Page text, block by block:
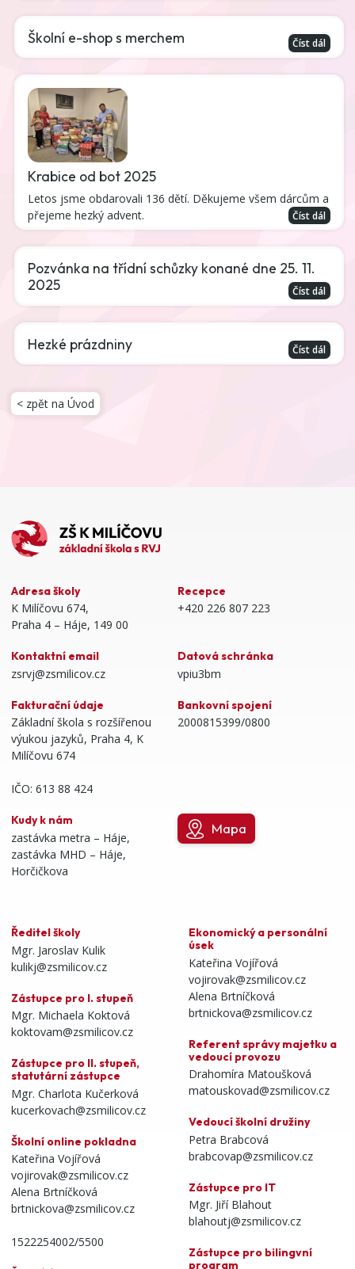
Školní e-shop s merchem Číst dál
Krabice od bot 2025
Letos jsme obdarovali 136 dětí. Děkujeme všem dárcům a
přejeme hezký advent.
Číst dál
Pozvánka na třídní schůzky konané dne 25. 11.
2025
Číst dál
Hezké prázdniny Číst dál
< zpět na Úvod
Adresa školy
K Milíčovu 674,
Praha 4 – Háje, 149 00
Recepce
+420 226 807 223
Kontaktní email
zsrvj@zsmilicov.cz
Datová schránka
vpiu3bm
Fakturační údaje
Základní škola s rozšířenou
výukou jazyků, Praha 4, K
Milíčovu 674
IČO: 613 88 424
Bankovní spojení
2000815399/0800
Kudy k nám
zastávka metra – Háje,
zastávka MHD – Háje,
Horčičkova
Mapa
Ředitel školy
Mgr. Jaroslav Kulik
kulikj@zsmilicov.cz
Zástupce pro I. stupeň
Mgr. Michaela Koktová
koktovam@zsmilicov.cz
Zástupce pro II. stupeň,
statutární zástupce
Mgr. Charlota Kučerková
kucerkovach@zsmilicov.cz
Školní online pokladna
Kateřina Vojířová
vojirovak@zsmilicov.cz
Alena Brtníčková
brtnickova@zsmilicov.cz
1522254002/5500
Ekonomický a personální
úsek
Kateřina Vojířová
vojirovak@zsmilicov.cz
Alena Brtníčková
brtnickova@zsmilicov.cz
Referent správy majetku a
vedoucí provozu
Drahomíra Matoušková
matouskovad@zsmilicov.cz
Vedoucí školní družiny
Petra Brabcová
brabcovap@zsmilicov.cz
Zástupce pro IT
Mgr. Jiří Blahout
blahoutj@zsmilicov.cz
Zástupce pro bilingvní
program